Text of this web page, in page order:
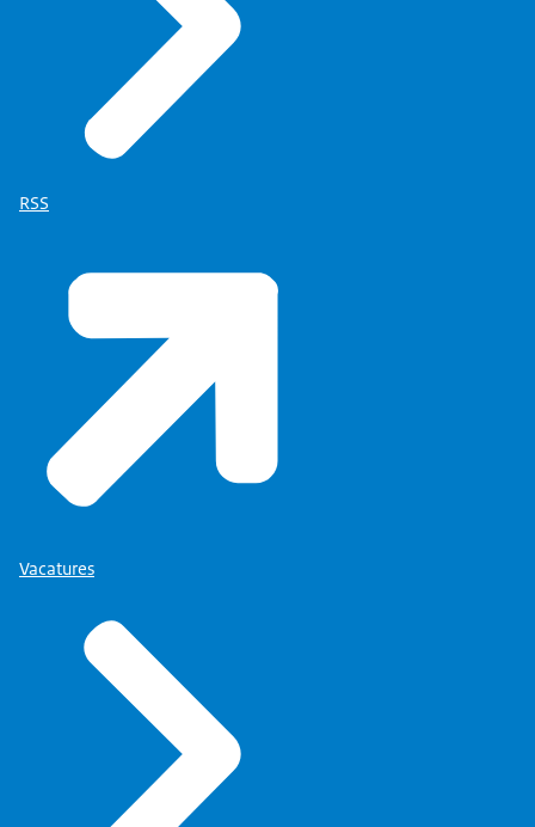
Opdrachten voor nieuwbouw of onderhoud in de
RSS
Vacatures